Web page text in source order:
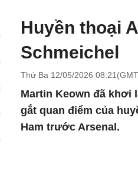
Huyền thoại
Schmeichel
Thứ Ba 12/05/2026
Martin Keown đã khơi
gắt quan điểm của
Ham trước Arsenal.